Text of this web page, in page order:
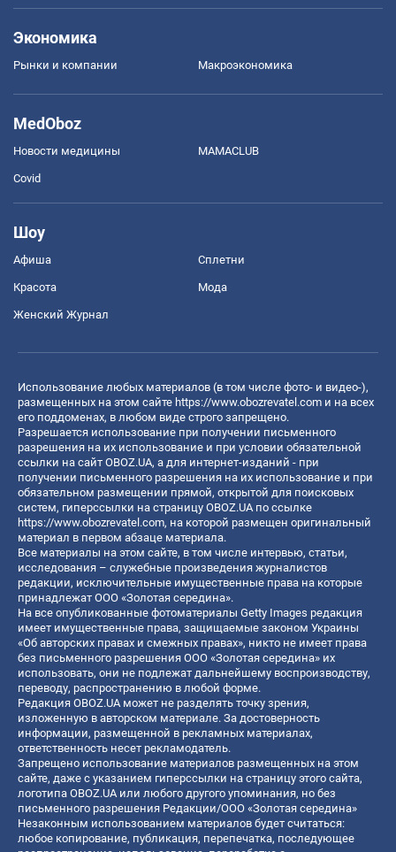
Экономика
Рынки и компании Mакроэкономика
MedOboz
Новости медицины MAMACLUB
Covid
Шоу
Афиша Сплетни
Красота Мода
Женский Журнал
Использование любых материалов (в том числе фото- и видео-),
размещенных на этом сайте https://www.obozrevatel.com и на всех
его поддоменах, в любом виде строго запрещено.
Разрешается использование при получении письменного
разрешения на их использование и при условии обязательной
ссылки на сайт OBOZ.UA, а для интернет-изданий - при
получении письменного разрешения на их использование и при
обязательном размещении прямой, открытой для поисковых
систем, гиперссылки на страницу OBOZ.UA по ссылке
https://www.obozrevatel.com, на которой размещен оригинальный
материал в первом абзаце материала.
Все материалы на этом сайте, в том числе интервью, статьи,
исследования – служебные произведения журналистов
редакции, исключительные имущественные права на которые
принадлежат ООО «Золотая середина».
На все опубликованные фотоматериалы Getty Images редакция
имеет имущественные права, защищаемые законом Украины
«Об авторских правах и смежных правах», никто не имеет права
без письменного разрешения ООО «Золотая середина» их
использовать, они не подлежат дальнейшему воспроизводству,
переводу, распространению в любой форме.
Редакция OBOZ.UA может не разделять точку зрения,
изложенную в авторском материале. За достоверность
информации, размещенной в рекламных материалах,
ответственность несет рекламодатель.
Запрещено использование материалов размещенных на этом
сайте, даже с указанием гиперссылки на страницу этого сайта,
логотипа OBOZ.UA или любого другого упоминания, но без
письменного разрешения Редакции/ООО «Золотая середина»
Незаконным использованием материалов будет считаться:
любое копирование, публикация, перепечатка, последующее